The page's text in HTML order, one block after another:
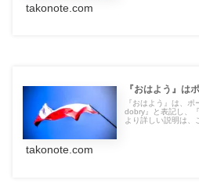
takonote.com
『おはよう』は
『おはよう』は、
dobry』と表記し、
より詳しい説明は、
takonote.com